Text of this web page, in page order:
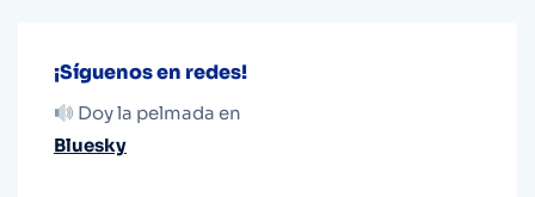
¡Síguenos en redes!
Doy la pelmada en
Bluesky